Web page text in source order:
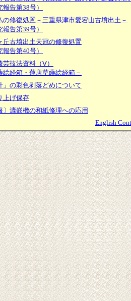
報告第38号）
の修復処置－三重県津市愛宕山古墳出土－
報告第39号）
丘古墳出土天冠の修復処置
報告第40号）
芸技法資料（Ⅴ）
絵経箱・蓮唐草蒔絵経箱－
」の彩色剥落どめについて
上げ保存
〕漉嵌機の和紙修理への応用
English